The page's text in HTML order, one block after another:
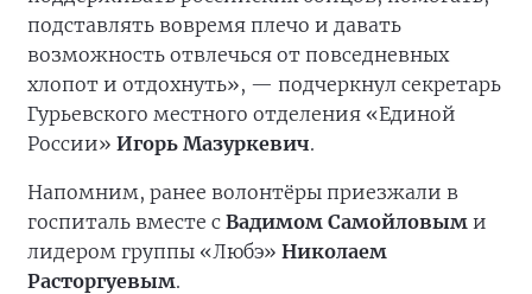
подставлять вовремя плечо и давать
возможность отвлечься от повседневных
хлопот и отдохнуть», — подчеркнул секретарь
Гурьевского местного отделения «Единой
России» Игорь Мазуркевич.
Напомним, ранее волонтёры приезжали в
госпиталь вместе с Вадимом Самойловым и
лидером группы «Любэ» Николаем
Расторгуевым.